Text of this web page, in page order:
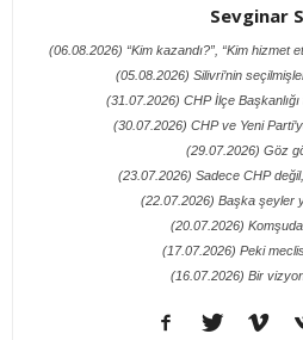
Sevginar
(06.08.2026) “Kim kazandı?”, “Kim
(05.08.2026) Silivri’nin
(31.07.2026) CHP İlçe
(30.07.2026) CHP ve Yeni
(29.07.2026) Göz
(23.07.2026) Sadece CHP
(22.07.2026) Başka şeyler
(20.07.2026)
(17.07.2026) Peki
(16.07.2026) Bir